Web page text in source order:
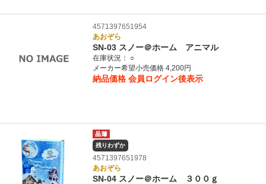
4571397651954
あおぞら
SN-03 スノー＠ホーム アニマル
在庫状況：
○
メーカー希望小売価格 4,200円
納品価格 会員ログイン後表示
残りわずか
4571397651978
あおぞら
SN-04 スノー＠ホーム ３００ｇ